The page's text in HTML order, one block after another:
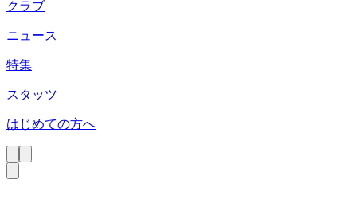
クラブ
ニュース
特集
スタッツ
はじめての方へ